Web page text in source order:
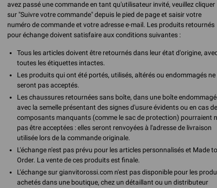
avez passé une commande en tant qu'utilisateur invité, veuillez cliquer
sur "Suivre votre commande" depuis le pied de page et saisir votre
numéro de commande et votre adresse e-mail. Les produits retournés
pour échange doivent satisfaire aux conditions suivantes :
Tous les articles doivent être retournés dans leur état d'origine,
toutes les étiquettes intactes.
Les produits qui ont été portés, utilisés, altérés ou endommagés ne
seront pas acceptés.
Les chaussures retournées sans boîte, dans une boîte
avec la semelle présentant des signes d'usure évidents ou en cas de
composants manquants (comme le sac de protection) pourraient
pas être acceptées : elles seront renvoyées à l'adresse de livraison
utilisée lors de la commande originale.
L'échange n'est pas prévu pour les articles personnalisés et Made to
Order. La vente de ces produits est finale.
L'échange sur gianvitorossi.com n'est pas disponible pour les
achetés dans une boutique, chez un détaillant ou un distributeur